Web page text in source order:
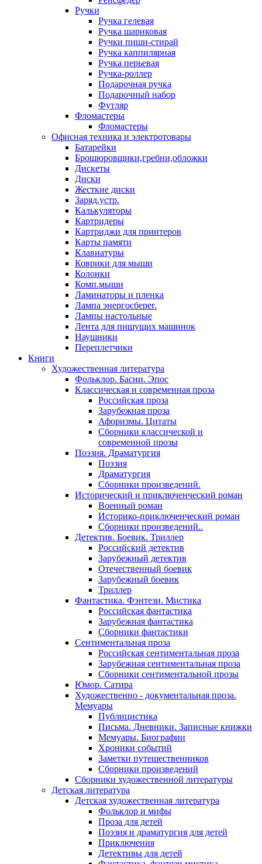
Ручки
Ручка гелевая
Ручка шариковая
Ручки пиши-стирай
Ручка каппилярная
Ручка перьевая
Ручка-роллер
Подарочная ручка
Подарочный набор
Футляр
Фломастеры
Фломастеры
Офисная техника и электротовары
Батарейки
Брошюровщики,гребни,обложки
Дискеты
Диски
Жесткие диски
Заряд.устр.
Калькуляторы
Картридеры
Картриджи для принтеров
Карты памяти
Клавиатуры
Коврики для мыши
Колонки
Комп.мыши
Ламинаторы и пленка
Лампа энергосберег.
Лампы настольные
Лента для пишущих машинок
Наушники
Переплетчики
Книги
Художественная литература
Фольклор. Басни. Эпос
Классическая и современная проза
Российская проза
Зарубежная проза
Афоризмы. Цитаты
Сборники классической и
современной прозы
Поэзия. Драматургия
Поэзия
Драматургия
Сборники произведений.
Исторический и приключенческий роман
Военный роман
Историко-приключенческий роман
Сборники произведений..
Детектив. Боевик. Триллер
Российский детектив
Зарубежный детектив
Отечественный боевик
Зарубежный боевик
Триллер
Фантастика. Фэнтези. Мистика
Российская фантастика
Зарубежная фантастика
Сборники фантастики
Сентиментальная проза
Российская сентиментальная проза
Зарубежная сентиментальная проза
Сборники сентиментальной прозы
Юмор. Сатира
Художественно - документальная проза.
Мемуары
Публицистика
Письма. Дневники. Записные книжки
Мемуары. Биографии
Хроники событий
Заметки путешественников
Сборники произведений
Сборники художественной литературы
Детская литература
Детская художественная литература
Фольклор и мифы
Проза для детей
Поэзия и драматургия для детей
Приключения
Детективы для детей